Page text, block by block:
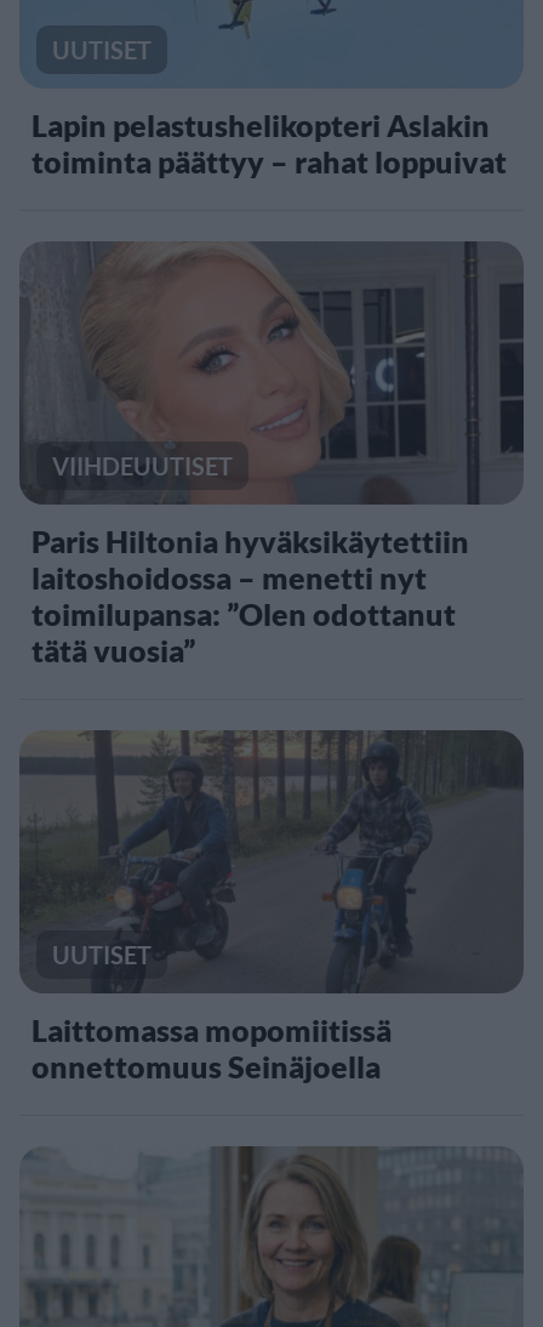
UUTISET
Lapin pelastushelikopteri Aslakin
toiminta päättyy – rahat loppuivat
VIIHDEUUTISET
Paris Hiltonia hyväksikäytettiin
laitoshoidossa – menetti nyt
toimilupansa: ”Olen odottanut
tätä vuosia”
UUTISET
Laittomassa mopomiitissä
onnettomuus Seinäjoella